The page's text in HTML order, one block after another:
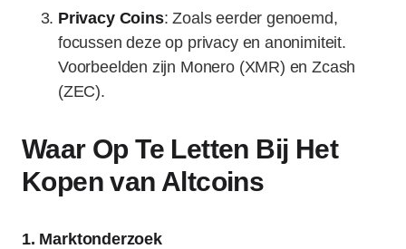
Privacy Coins: Zoals eerder genoemd,
focussen deze op privacy en anonimiteit.
Voorbeelden zijn Monero (XMR) en Zcash
(ZEC).
Waar Op Te Letten Bij Het
Kopen van Altcoins
1. Marktonderzoek